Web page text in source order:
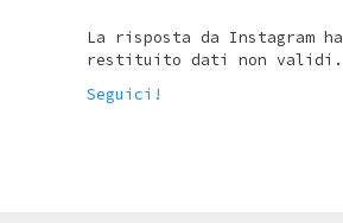
La risposta da Instagram ha
restituito dati non validi.
Seguici!